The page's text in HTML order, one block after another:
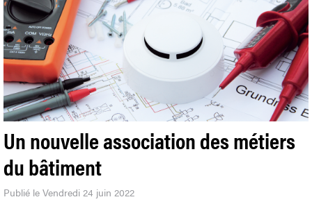
Un nouvelle association des métiers
du bâtiment
Publié le Vendredi 24 juin 2022